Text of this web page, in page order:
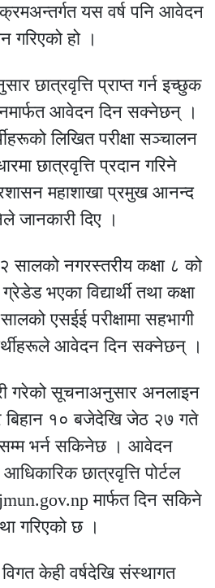
यस वर्ष पनि आवेदन
गरिएको हो ।
छात्रवृत्ति प्राप्त गर्न इच्छुक
आवेदन दिन सक्नेछन् ।
लिखित परीक्षा सञ्चालन
छात्रवृत्ति प्रदान गरिने
महाशाखा प्रमुख आनन्द
जानकारी दिए ।
सालको नगरस्तरीय कक्षा ८ को
भएका विद्यार्थी तथा कक्षा
एसईई परीक्षामा सहभागी
आवेदन दिन सक्नेछन् ।
गरेको सूचनाअनुसार अनलाइन
बिहान १० बजेदेखि जेठ २७ गते
भर्न सकिनेछ । आवेदन
छात्रवृत्ति पोर्टल
मार्फत दिन सकिने
गरिएको छ ।
केही वर्षदेखि संस्थागत